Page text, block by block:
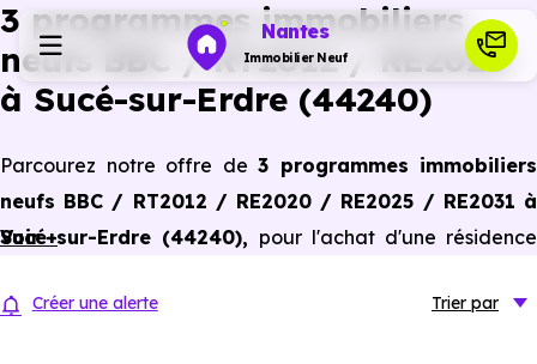
Nantes
Immobilier Neuf
Investir
3 programmes immobiliers
neufs BBC / RT2012 / RE2020
à Sucé-sur-Erdre (44240)
Parcourez notre offre de 3 programmes immobiliers
neufs BBC / RT2012 / RE2020 / RE2025 / RE2031 à
Sucé-sur-Erdre (44240), pour l'achat d'une résidence
dernières normes de performances énergétiques, pour un
Voir +
Créer une alerte Trier par